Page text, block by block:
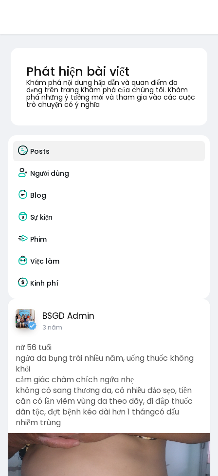
Phát hiện bài viết
Khám phá nội dung hấp dẫn và quan điểm đa
dạng trên trang Khám phá của chúng tôi. Khám
phá những ý tưởng mới và tham gia vào các cuộc
trò chuyện có ý nghĩa
Posts
Người dùng
Blog
Sự kiện
Phim
Việc làm
Kinh phí
BSGD Admin
3 năm
nữ 56 tuổi
ngứa da bụng trái nhiều năm, uống thuốc không
khỏi
cảm giác châm chích ngứa nhẹ
không có sang thương da, có nhiều đảo sẹo, tiền
căn có lần viêm vùng da theo dãy, đi đắp thuốc
dân tộc, đợt bệnh kéo dài hơn 1 thángcó dấu
nhiễm trùng